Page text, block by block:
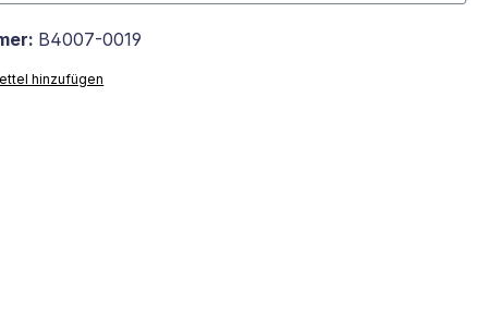
B4007-0019
hinzufügen